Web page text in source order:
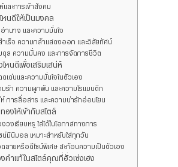
และการเข้าสังคม
หนดีให้เป็นมงคล
ำนาจ และความมั่นใจ
ำเร็จ ความกล้าแสดงออก และวิสัยทัศน์
ดุล ความมั่นคง และการจัดการชีวิต
หนดีเพื่อเสริมเสน่ห์
ดเด่นและความมั่นใจในตัวเอง
มรัก ความผูกพัน และความโรแมนติก
การสื่อสาร และความน่ารักอ่อนโยน
องให้เข้ากับสไตล์
วงเรียบหรู ใส่ได้ในโอกาสทางการ
น์มินิมอล เหมาะสำหรับใส่ทุกวัน
ลายหรือดีไซน์พิเศษ สะท้อนความเป็นตัวเอง
คำแท้ในสไตล์คุณที่ฮั่วเซ่งเฮง